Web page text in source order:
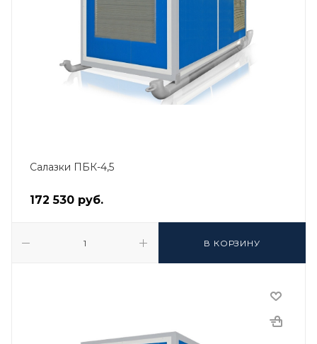
Салазки ПБК-4,5
172 530 руб.
В КОРЗИНУ